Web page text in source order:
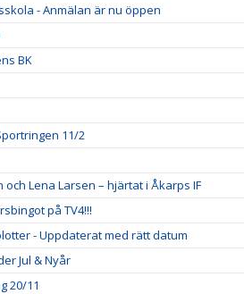
- Anmälan är nu öppen
BK
11/2
och Lena Larsen – hjärtat i Åkarps IF
på TV4!!!
- Uppdaterat med rätt datum
Jul & Nyår
20/11